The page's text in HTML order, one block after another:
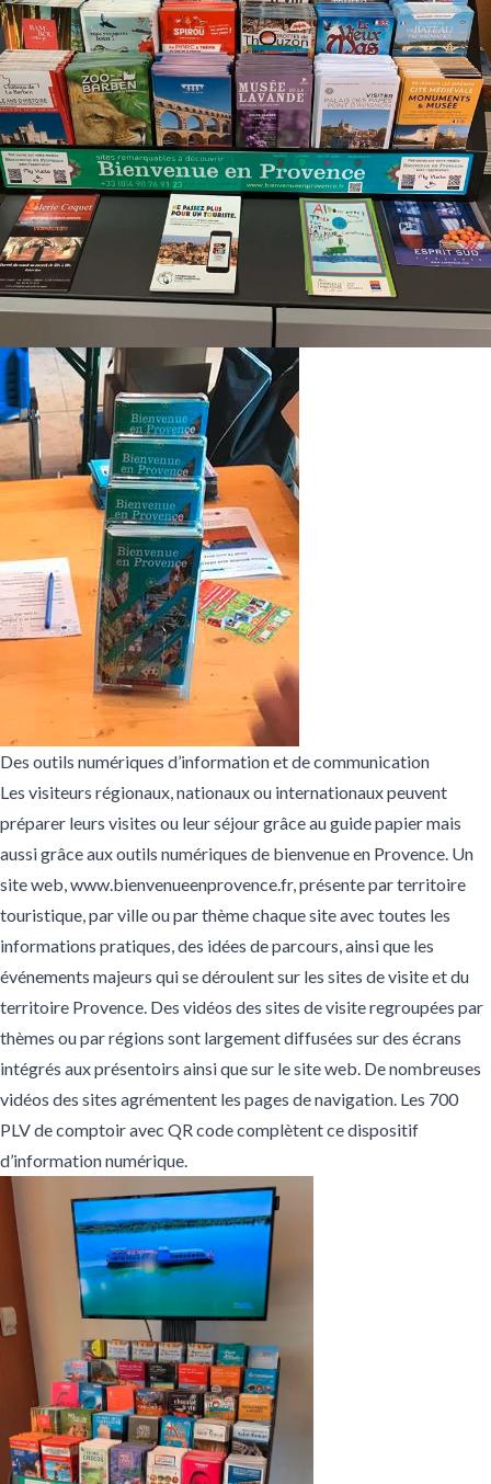
Des outils numériques d’information et de communication
Les visiteurs régionaux, nationaux ou internationaux peuvent
préparer leurs visites ou leur séjour grâce au guide papier mais
aussi grâce aux outils numériques de bienvenue en Provence. Un
site web, www.bienvenueenprovence.fr, présente par territoire
touristique, par ville ou par thème chaque site avec toutes les
informations pratiques, des idées de parcours, ainsi que les
événements majeurs qui se déroulent sur les sites de visite et du
territoire Provence. Des vidéos des sites de visite regroupées par
thèmes ou par régions sont largement diffusées sur des écrans
intégrés aux présentoirs ainsi que sur le site web. De nombreuses
vidéos des sites agrémentent les pages de navigation. Les 700
PLV de comptoir avec QR code complètent ce dispositif
d’information numérique.